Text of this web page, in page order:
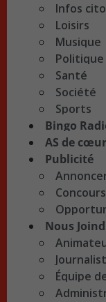
Infos
Loisirs
Musique
Politique
Santé
Société
Sports
Bingo
AS de cœur
Publicité
Concours
Nous
Équipe